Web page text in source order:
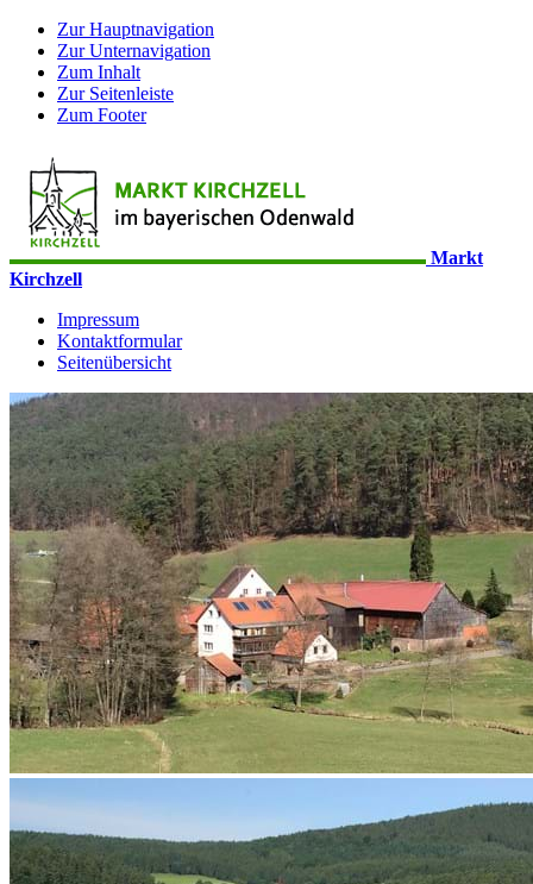
Zur Hauptnavigation
Zur Unternavigation
Zum Inhalt
Zur Seitenleiste
Zum Footer
Markt
Kirchzell
Impressum
Kontaktformular
Seitenübersicht